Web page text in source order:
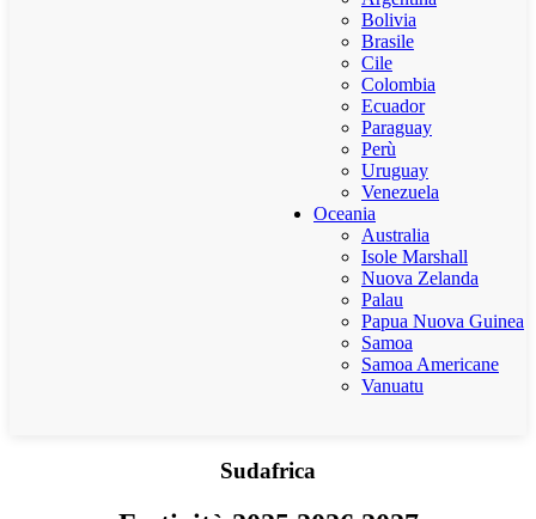
Bolivia
Brasile
Cile
Colombia
Ecuador
Paraguay
Perù
Uruguay
Venezuela
Oceania
Australia
Isole Marshall
Nuova Zelanda
Palau
Papua Nuova Guinea
Samoa
Samoa Americane
Vanuatu
Sudafrica